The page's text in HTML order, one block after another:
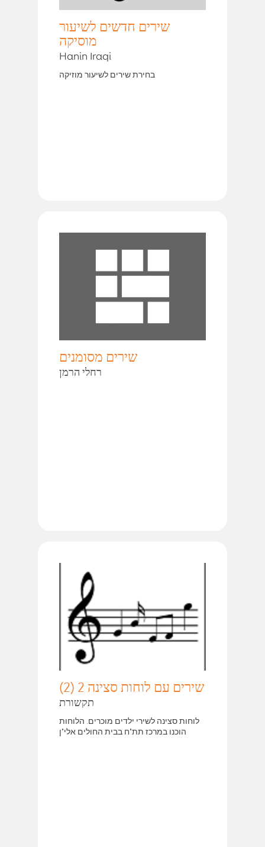
שירים חדשים לשיעור
מוסיקה
Hanin Iraqi
בחירת שירים לשיעור מוזיקה
שירים מסומנים
רחלי הרמן
שירים עם לוחות סצינה 2 (2)
תקשורת
לוחות סצינה לשירי ילדים מוכרים. הלוחות
הוכנו במרכז תת"ח בבית החולים אלי"ן